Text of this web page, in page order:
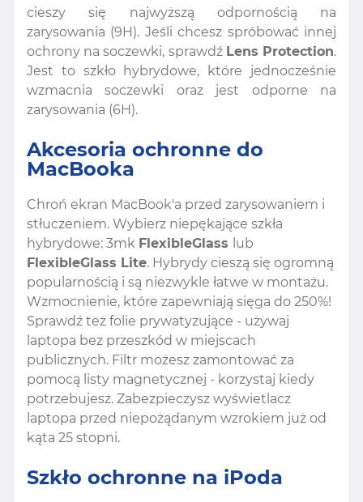
cieszy się najwyższą odpornością na
zarysowania (9H). Jeśli chcesz spróbować innej
ochrony na soczewki, sprawdź Lens Protection.
Jest to szkło hybrydowe, które jednocześnie
wzmacnia soczewki oraz jest odporne na
zarysowania (6H).
Akcesoria ochronne do
MacBooka
Chroń ekran MacBook'a przed zarysowaniem i
stłuczeniem. Wybierz niepękające szkła
hybrydowe: 3mk FlexibleGlass lub
FlexibleGlass Lite. Hybrydy cieszą się ogromną
popularnością i są niezwykle łatwe w montażu.
Wzmocnienie, które zapewniają sięga do 250%!
Sprawdź też folie prywatyzujące - używaj
laptopa bez przeszkód w miejscach
publicznych. Filtr możesz zamontować za
pomocą listy magnetycznej - korzystaj kiedy
potrzebujesz. Zabezpieczysz wyświetlacz
laptopa przed niepożądanym wzrokiem już od
kąta 25 stopni.
Szkło ochronne na iPoda